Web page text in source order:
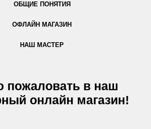
ОБЩИЕ ПОНЯТИЯ
ОФЛАЙН МАГАЗИН
НАШ МАСТЕР
пожаловать в наш
онлайн магазин!